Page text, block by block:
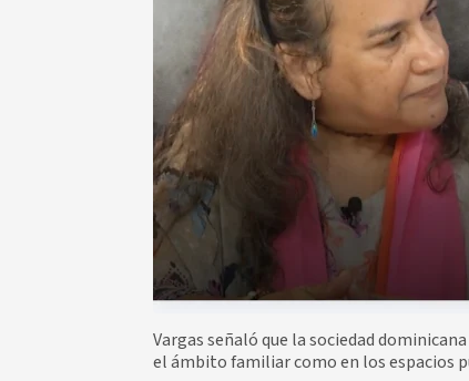
Vargas señaló que la sociedad
el ámbito familiar como en los espacios